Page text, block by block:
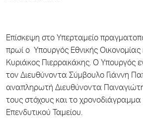
Επίσκεψη στο Υπερταμείο
πρωί ο Υπουργός Εθνικής Οικονομίας
Κυριάκος Πιερρακάκης. Ο Υπουργός
τον Διευθύνοντα Σύμβουλο Γιάννη
αναπληρωτή Διευθύνοντα
τους στόχους και το χρονοδιάγραμμα
Επενδυτικού Ταμείου.